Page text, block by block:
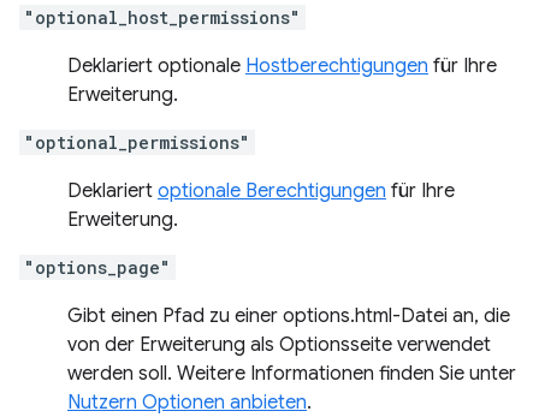
"optional_host_permissions"
Deklariert optionale Hostberechtigungen für Ihre
Erweiterung.
"optional_permissions"
Deklariert optionale Berechtigungen für Ihre
Erweiterung.
"options_page"
Gibt einen Pfad zu einer options.html-Datei an, die
von der Erweiterung als Optionsseite verwendet
werden soll. Weitere Informationen finden Sie unter
Nutzern Optionen anbieten.